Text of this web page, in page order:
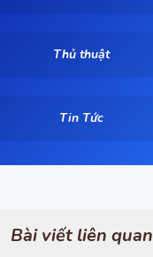
Thủ thuật
Tin Tức
Bài viết liên quan